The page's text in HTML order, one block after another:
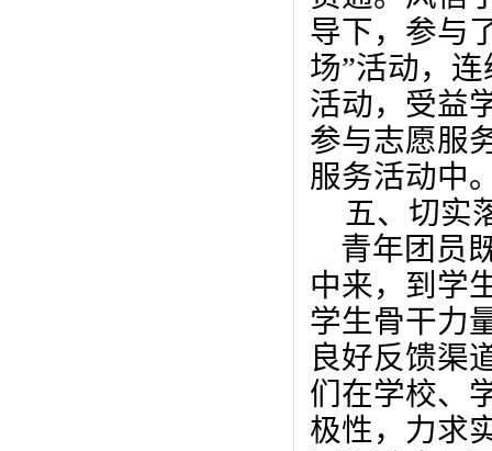
导下，参与
场”活动，连
活动，受益
参与志愿服
服务活动中
五、切实
青年团员
中来，到学
学生骨干力
良好反馈渠
们在学校、
极性，力求